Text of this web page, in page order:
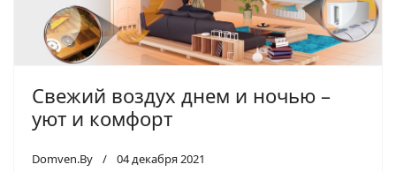
Свежий воздух днем и ночью –
уют и комфорт
Domven.By 04 декабря 2021